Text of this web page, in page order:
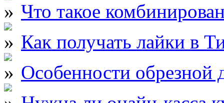
Что такое
Как получать лайки в
Особенности обрезной